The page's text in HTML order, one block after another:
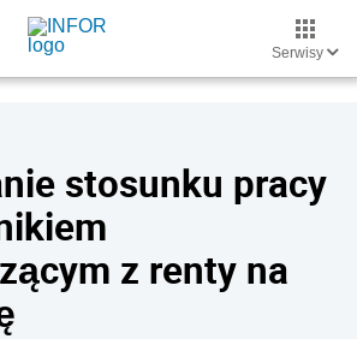
Serwisy
stosunku pracy
z renty na